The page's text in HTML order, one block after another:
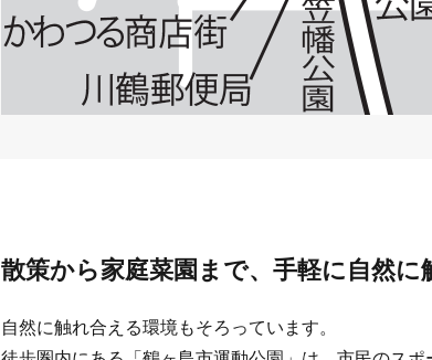
散策から家庭菜園まで、手軽に自然に
自然に触れ合える環境もそろっています。